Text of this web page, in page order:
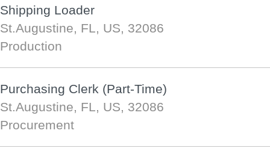
Shipping Loader
St.Augustine, FL, US, 32086
Production
Purchasing Clerk (Part-Time)
St.Augustine, FL, US, 32086
Procurement